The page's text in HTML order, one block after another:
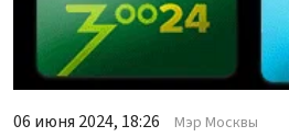
06 июня 2024, 18:26 Мэр Москвы